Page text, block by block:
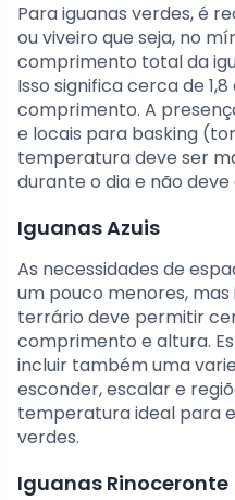
Para iguanas verdes, é
ou viveiro que seja, no
comprimento total da
Isso significa cerca de
comprimento. A
e locais para basking
temperatura deve ser
durante o dia e não deve
Iguanas Azuis
As necessidades de
um pouco menores,
terrário deve permitir
comprimento e altura.
incluir também uma
esconder, escalar e
temperatura ideal para
verdes.
Iguanas Rinoceronte